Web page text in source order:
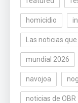
homicidio
Las noticias
mundial 2026
navojoa
noticias de OBR